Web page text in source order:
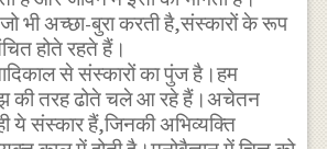
भी अच्छा-बुरा करती है,संस्कारों के रूप
होते रहते हैं।
से संस्कारों का पुंज है।हम
की तरह ढोते चले आ रहे हैं।अचेतन
ये संस्कार हैं,जिनकी अभिव्यक्ति